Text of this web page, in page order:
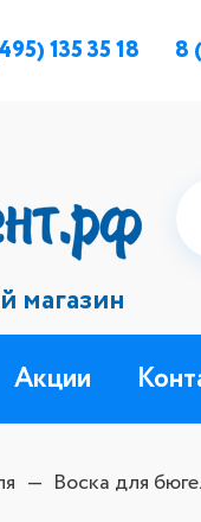
135 35 18 8
магазин
Акции
Воска для